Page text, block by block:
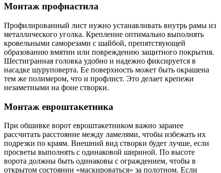
Монтаж профнастила
Профилированный лист нужно устанавливать внутрь рамы из
металлического уголка. Крепление оптимально выполнять
кровельными саморезами с шайбой, препятствующей
образованию вмятин или повреждению защитного покрытия.
Шестигранная головка удобно и надежно фиксируется в
насадке шуруповерта. Ее поверхность может быть окрашена
тем же полимером, что и профлист. Это делает крепежи
незаметными на фоне створки.
Монтаж евроштакетника
При обшивке ворот евроштакетником важно заранее
рассчитать расстояние между ламелями, чтобы избежать их
подрезки по краям. Внешний вид створки будет лучше, если
просветы выполнять с одинаковой шириной. По высоте
ворота должны быть одинаковы с ограждением, чтобы в
открытом состоянии «маскироваться» за полотном. Если